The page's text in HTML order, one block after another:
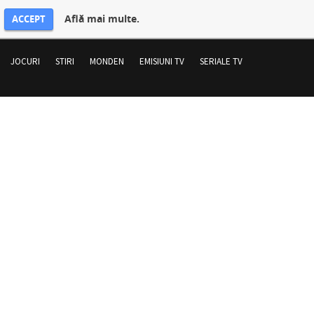
ACCEPT Află mai multe.
JOCURI STIRI MONDEN EMISIUNI TV SERIALE TV